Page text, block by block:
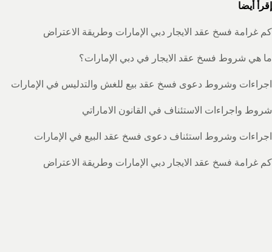
إقرأ أيضا
كم غرامة فسخ عقد الايجار دبي الإمارات وطريقة الاعتراض
ما هي شروط فسخ عقد الايجار في دبي الإمارات؟
اجراءات وشروط دعوى فسخ عقد بيع للغش والتدليس في الإمارات
شروط واجراءات الاستئناف في القانون الاماراتي
اجراءات وشروط استئناف دعوى فسخ عقد البيع في الإمارات
كم غرامة فسخ عقد الايجار دبي الإمارات وطريقة الاعتراض